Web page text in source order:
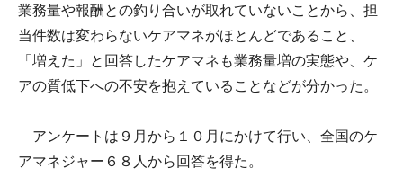
業務量や報酬との釣り合いが取れていないことから、担
当件数は変わらないケアマネがほとんどであること、
「増えた」と回答したケアマネも業務量増の実態や、ケ
アの質低下への不安を抱えていることなどが分かった。
アンケートは９月から１０月にかけて行い、全国のケ
アマネジャー６８人から回答を得た。